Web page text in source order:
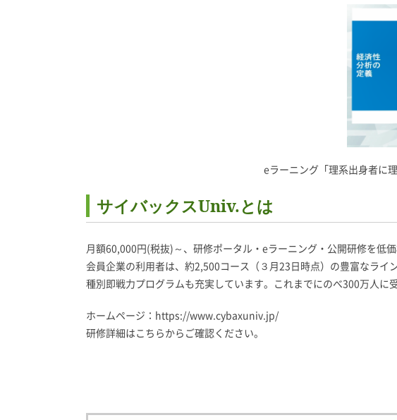
eラーニング「理系出身者に
サイバックスUniv.とは
月額60,000円(税抜)～、研修ポータル・eラーニング・公開研修を低
会員企業の利用者は、約2,500コース（３月23日時点）の豊富なラ
種別即戦力プログラムも充実しています。これまでにのべ300万人に
ホームページ： https://www.cybaxuniv.jp/
研修詳細はこちらからご確認ください。